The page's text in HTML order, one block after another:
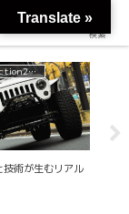
DemoCarCollection2017
技術が生むリアル
検索
Translate »